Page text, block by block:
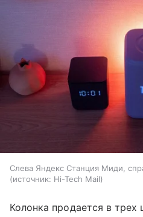
Слева Яндекс Станция Миди,
источник: Hi-Tech Mail
Колонка продается в